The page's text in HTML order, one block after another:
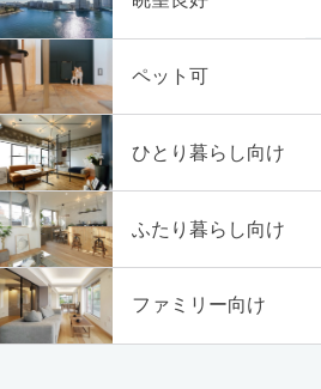
ペット可
ひとり暮らし向け
ふたり暮らし向け
ファミリー向け